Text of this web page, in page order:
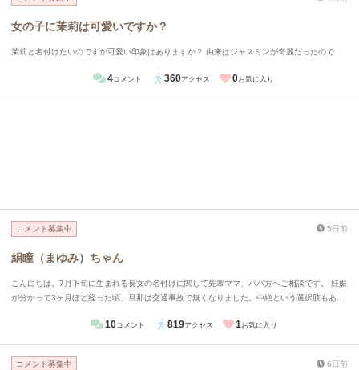
女の子に茉莉は可愛いですか？
茉莉と名付けたいのですが可愛い印象はありますか？ 由来はジャスミンが奇麗だったので
4コメント 360アクセス 0お気に入り
コメント募集中 5日前
絹瞳（まゆみ）ちゃん
こんにちは。7月下旬に生まれる長女の名付けに関して先輩ママ、パパ方へご相談です。 妊娠
が分かって3ヶ月ほど経った頃、旦那は交通事故で無くなりました。中絶という選択肢もあり
みたいと母親に伝えたら了承してくれました。名前に関して、 母の「絹代」（きぬよ）から
います。だけど、生前の旦那と、「女の子だったら絹瞳可愛いね！」と話をしており、どうし
10コメント 819アクセス 1 お気に入り
コメント募集中 6日前